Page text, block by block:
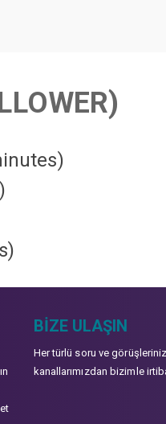
)
BIZE ULAŞIN
Her türlü soru ve
kanallarımızdan bizimle